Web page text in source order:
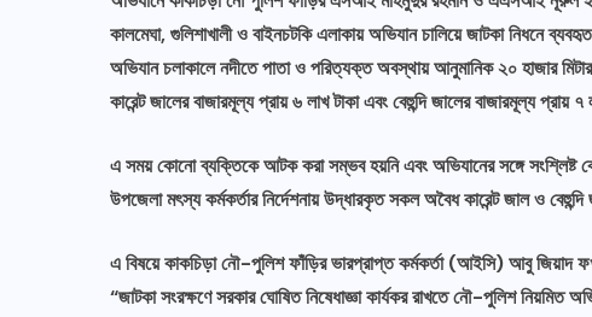
কালমেঘা, গুলিশাখালী ও বাইনচটকি এলাকায় অভিযান চালিয়ে জাটকা নিধনে
অভিযান চলাকালে নদীতে পাতা ও পরিত্যক্ত অবস্থায় আনুমানিক ২০ হাজার
কারেন্ট জালের বাজারমূল্য প্রায় ৬ লাখ টাকা এবং বেহুন্দি জালের বাজারমূল্য প্রায়
এ সময় কোনো ব্যক্তিকে আটক করা সম্ভব হয়নি এবং অভিযানের সঙ্গে সংশ্লিষ্ট
উপজেলা মৎস্য কর্মকর্তার নির্দেশনায় উদ্ধারকৃত সকল অবৈধ কারেন্ট জাল ও
এ বিষয়ে কাকচিড়া নৌ-পুলিশ ফাঁড়ির ভারপ্রাপ্ত কর্মকর্তা (আইসি) আবু জিয়াদ
“জাটকা সংরক্ষণে সরকার ঘোষিত নিষেধাজ্ঞা কার্যকর রাখতে নৌ-পুলিশ নিয়মিত